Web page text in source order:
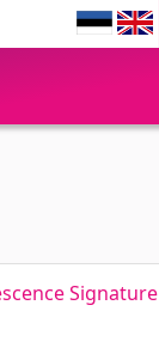
Signature